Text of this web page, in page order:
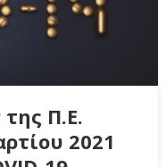
Π.Ε.
2021